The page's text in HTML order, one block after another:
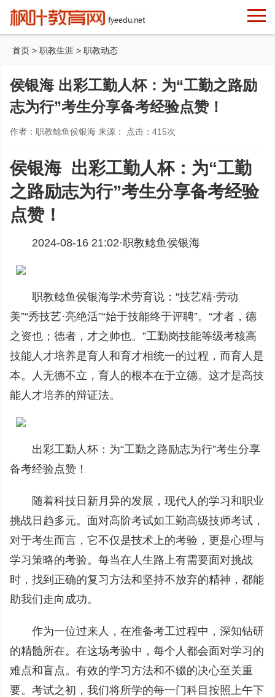
首页 > 职教生涯 > 职教动态
侯银海 出彩工勤人杯：为“工勤之路励
志为行”考生分享备考经验点赞！
作者：职教鲶鱼侯银海 来源： 点击： 415次
侯银海 出彩工勤人杯：为“工勤
之路励志为行”考生分享备考经验
点赞！
2024-08-16 21:02·职教鲶鱼侯银海
职教鲶鱼侯银海学术劳育说：“技艺精·劳动
美”“秀技艺·亮绝活”“始于技能终于评聘”。“才者，德
之资也；德者，才之帅也。”工勤岗技能等级考核高
技能人才培养是育人和育才相统一的过程，而育人是
本。人无德不立，育人的根本在于立德。这才是高技
能人才培养的辩证法。
出彩工勤人杯：为“工勤之路励志为行”考生分享
备考经验点赞！
随着科技日新月异的发展，现代人的学习和职业
挑战日趋多元。面对高阶考试如工勤高级技师考试，
对于考生而言，它不仅是技术上的考验，更是心理与
学习策略的考验。每当在人生路上有需要面对挑战
时，找到正确的复习方法和坚持不放弃的精神，都能
助我们走向成功。
作为一位过来人，在准备考工过程中，深知钻研
的精髓所在。在这场考验中，每个人都会面对学习的
难点和盲点。有效的学习方法和不辍的决心至关重
要。考试之初，我们将所学的每一门科目按照上午下